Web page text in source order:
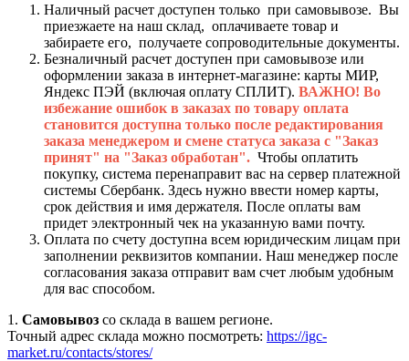
Наличный расчет доступен только при самовывозе. Вы
приезжаете на наш склад, оплачиваете товар и
забираете его, получаете сопроводительные документы.
Безналичный расчет доступен при самовывозе или
оформлении заказа в интернет-магазине: карты МИР,
Яндекс ПЭЙ (включая оплату СПЛИТ). ВАЖНО! Во
избежание ошибок в заказах по товару оплата
становится доступна только после редактирования
заказа менеджером и смене статуса заказа с "Заказ
принят" на "Заказ обработан". Чтобы оплатить
покупку, система перенаправит вас на сервер платежной
системы Сбербанк. Здесь нужно ввести номер карты,
срок действия и имя держателя. После оплаты вам
придет электронный чек на указанную вами почту.
Оплата по счету доступна всем юридическим лицам при
заполнении реквизитов компании. Наш менеджер после
согласования заказа отправит вам счет любым удобным
для вас способом.
1. Самовывоз со склада в вашем регионе.
Точный адрес склада можно посмотреть: https://igc-
market.ru/contacts/stores/